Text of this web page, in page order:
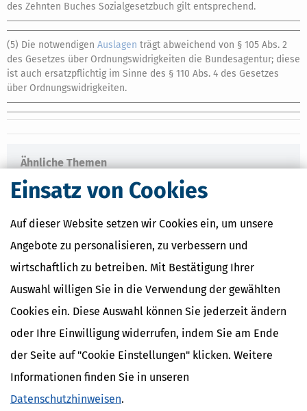
Einsatz von Cookies
Auf dieser Website setzen wir Cookies ein, um unsere
Angebote zu personalisieren, zu verbessern und
wirtschaftlich zu betreiben. Mit Bestätigung Ihrer
Auswahl willigen Sie in die Verwendung der gewählten
Cookies ein. Diese Auswahl können Sie jederzeit ändern
oder Ihre Einwilligung widerrufen, indem Sie am Ende
der Seite auf "Cookie Einstellungen" klicken. Weitere
Informationen finden Sie in unseren
Datenschutzhinweisen.
des Zehnten Buches Sozialgesetzbuch gilt entsprechend.
(5) Die notwendigen Auslagen trägt abweichend von § 105 Abs. 2
des Gesetzes über Ordnungswidrigkeiten die Bundesagentur; diese
ist auch ersatzpflichtig im Sinne des § 110 Abs. 4 des Gesetzes
über Ordnungswidrigkeiten.
Ähnliche Themen
Beruf & Ausbildung
Vermögensplanung und Geldanlage
Verwandte Lexikon-Begriffe
Mindestlohn
Abschlagszahlung
Anwesenheitsprämien